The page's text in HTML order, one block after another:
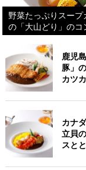
野菜たっぷりスー
の「大山どり」のコ
鹿児
豚」
カツ
カナ
立貝
スと